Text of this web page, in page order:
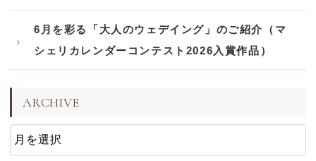
6月を彩る「大人のウェデイング」のご紹介（マ
シェリカレンダーコンテスト2026入賞作品）
ARCHIVE